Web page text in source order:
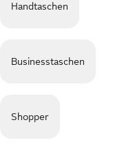
Handtaschen
Businesstaschen
Shopper